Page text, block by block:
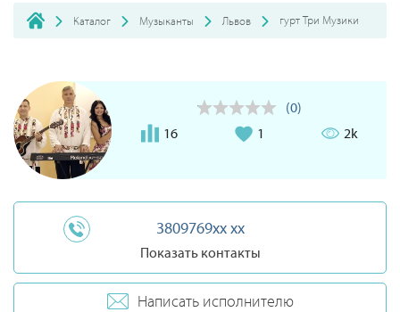
Каталог Музыканты Львов гурт Три Музики
(0)
16
1 2k
3809769xx xx
Показать контакты
Написать исполнителю